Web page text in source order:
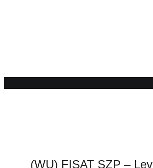
(WU) FISAT SZP –